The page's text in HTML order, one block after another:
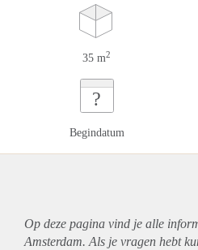
35 m2
?
Begindatum
Op deze pagina vind je alle
Amsterdam. Als je vragen hebt